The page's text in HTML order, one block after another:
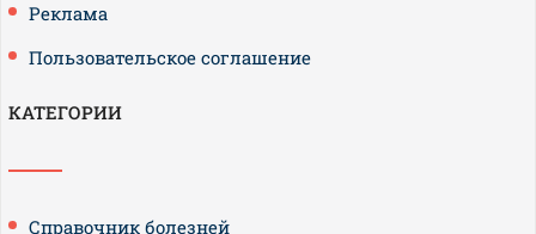
Реклама
Пользовательское соглашение
КАТЕГОРИИ
Справочник болезней